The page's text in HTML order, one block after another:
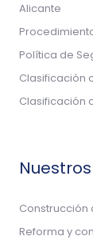
Alicante
Política de
Clasificación
Clasificación
Construcción
Reforma y